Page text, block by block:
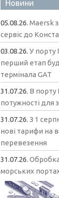
Новини
05.08.26.Maersk
сервіс до
03.08.26.У порту
перший етап
термінала GAT
31.07.26. В порту
потужності для
31.07.26.З 1
нові тарифи на
перевезення
31.07.26.Обробка
морських